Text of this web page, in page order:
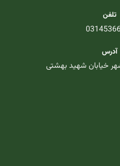
تلفن
آدرس
خیابان شهید بهشتی